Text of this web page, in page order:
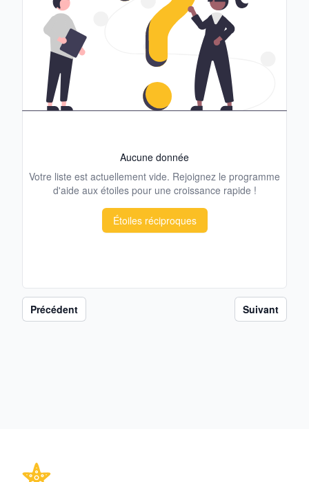
Aucune donnée
Votre liste est actuellement vide. Rejoignez le programme
d'aide aux étoiles pour une croissance rapide !
Étoiles réciproques
Précédent Suivant